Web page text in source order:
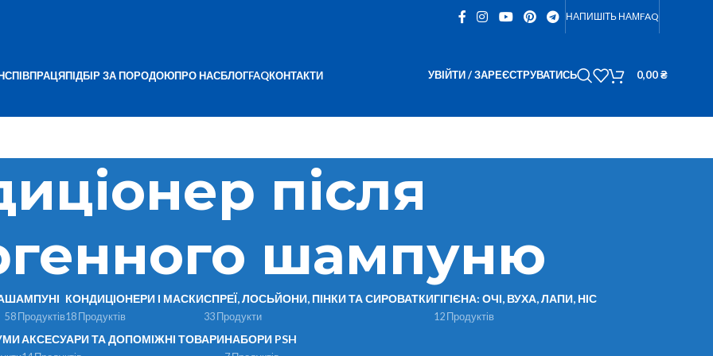
НАПИШІТЬ НАМFAQ
СПІВПРАЦЯПІДБІР ЗА ПОРОДОЮПРО НАСБЛОГFAQКОНТАКТИ УВІЙТИ / ЗАРЕЄСТРУВАТИСЬ 0,00₴
після
шампуню
ШАМПУНІ
58 Продуктів
КОНДИЦІОНЕРИ І МАСКИ
18 Продуктів
СПРЕЇ, ЛОСЬЙОНИ, ПІНКИ ТА СИРОВАТКИ
33 Продукти
ГІГІЄНА: ОЧІ, ВУХА, ЛАПИ, НІС
12 Продуктів
АКСЕСУАРИ ТА ДОПОМІЖНІ ТОВАРИНАБОРИ PSH